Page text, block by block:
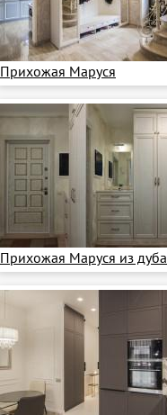
Прихожая Маруся
Прихожая Маруся из дуба